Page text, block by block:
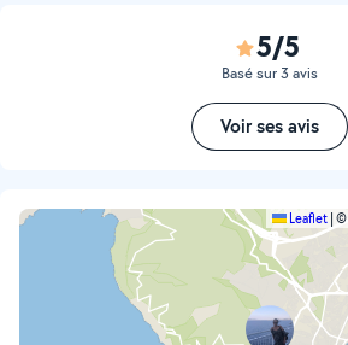
5/5
Basé sur 3 avis
Voir ses avis
Leaflet ©